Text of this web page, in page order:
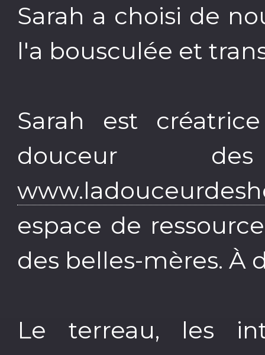
Sarah a choisi de
l'a bousculée et
Sarah est
douceur
espace de
des belles-mères. À
Le terreau, les